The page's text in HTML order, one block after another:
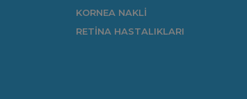
KORNEA NAKLİ
RETİNA HASTALIKLARI